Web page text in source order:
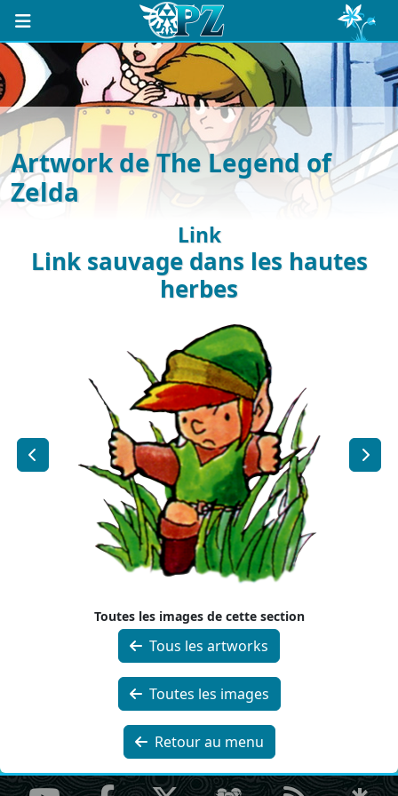
Artwork de The Legend of
Zelda
Link
Link sauvage dans les hautes
herbes
Toutes les images de cette section
Tous les artworks
Toutes les images
Retour au menu